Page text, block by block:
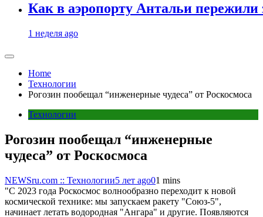
Как в аэропорту Антальи
1 неделя ago
Home
Технологии
Рогозин пообещал “инженерные чудеса” от Роскосмоса
Технологии
Рогозин пообещал “инженерные
чудеса” от Роскосмоса
NEWSru.com :: Технологии5 лет ago01 mins
"С 2023 года Роскосмос волнообразно переходит к новой
космической технике: мы запускаем ракету "Союз-5",
начинает летать водородная "Ангара" и другие. Появляются